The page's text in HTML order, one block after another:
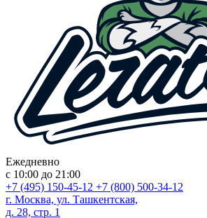
Ежедневно
с 10:00 до 21:00
+7 (495) 150-45-12 +7 (800) 500-34-12
г. Москва, ул. Ташкентская,
д. 28, стр. 1